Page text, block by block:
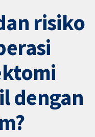
risiko
dengan